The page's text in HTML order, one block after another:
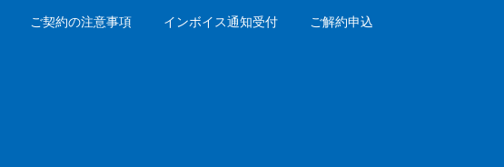
ご契約の注意事項 インボイス通知受付
ご解約申込